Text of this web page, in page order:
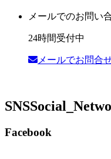
メールでのお問い
24時間受付中
メールでお問合
SNS
Facebook